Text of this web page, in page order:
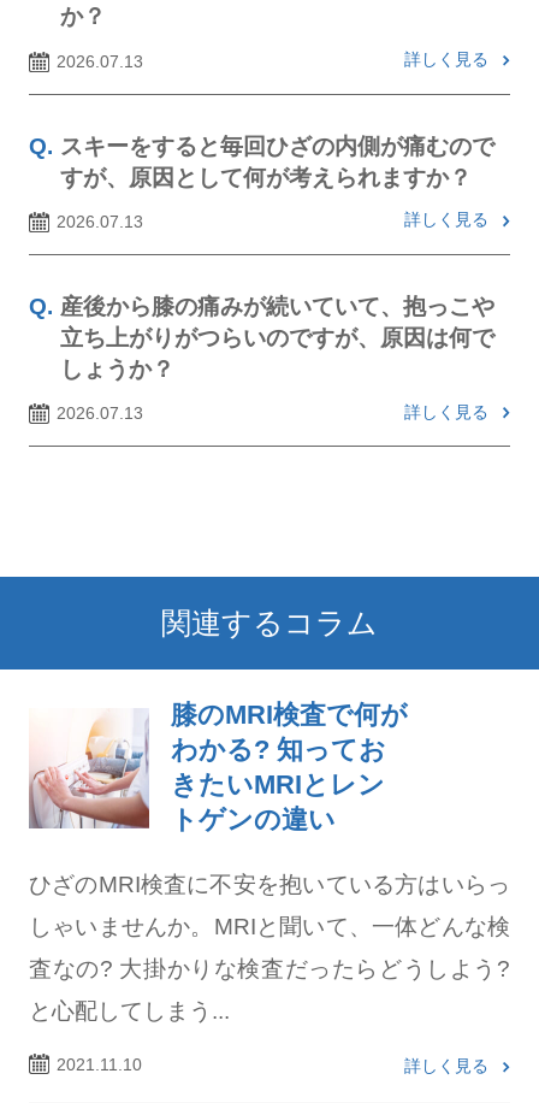
か？
2026.07.13 詳しく見る
スキーをすると毎回ひざの内側が痛むので
すが、原因として何が考えられますか？
2026.07.13 詳しく見る
産後から膝の痛みが続いていて、抱っこや
立ち上がりがつらいのですが、原因は何で
しょうか？
2026.07.13 詳しく見る
関連するコラム
膝のMRI検査で何が
わかる? 知ってお
きたいMRIとレン
トゲンの違い
ひざのMRI検査に不安を抱いている方はいらっ
しゃいませんか。MRIと聞いて、一体どんな検
査なの? 大掛かりな検査だったらどうしよう?
と心配してしまう...
2021.11.10 詳しく見る